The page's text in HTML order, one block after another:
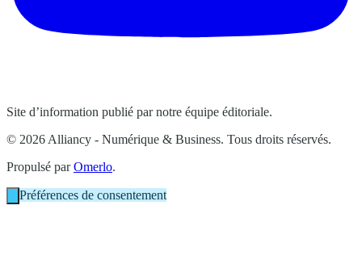
Site d’information publié par notre équipe éditoriale.
© 2026 Alliancy - Numérique & Business. Tous droits réservés.
Propulsé parOmerlo.
Préférences de consentement